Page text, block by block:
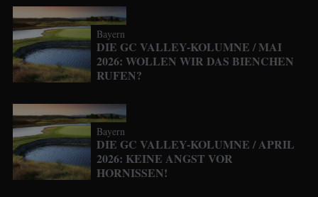
Bayern
DIE GC VALLEY-KOLUMNE / MAI
2026: WOLLEN WIR DAS BIENCHEN
RUFEN?
Bayern
DIE GC VALLEY-KOLUMNE / APRIL
2026: KEINE ANGST VOR
HORNISSEN!